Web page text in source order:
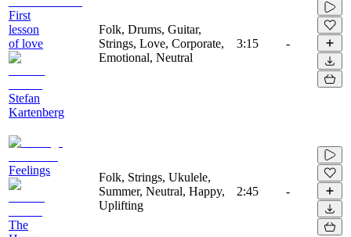
First
lesson
of love
Stefan
Kartenberg
Folk, Drums, Guitar,
Strings, Love, Corporate,
Emotional, Neutral
3:15 -
Feelings
The
Folk, Strings, Ukulele,
Summer, Neutral, Happy,
Uplifting
2:45 -